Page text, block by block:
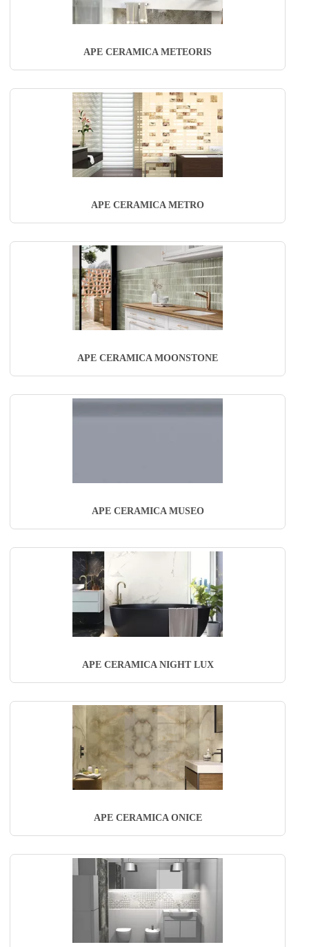
APE CERAMICA METEORIS
APE CERAMICA METRO
APE CERAMICA MOONSTONE
APE CERAMICA MUSEO
APE CERAMICA NIGHT LUX
APE CERAMICA ONICE